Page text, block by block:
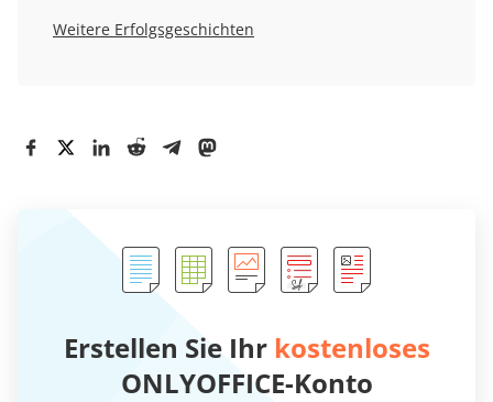
Weitere Erfolgsgeschichten
Erstellen Sie Ihr kostenloses
ONLYOFFICE-Konto